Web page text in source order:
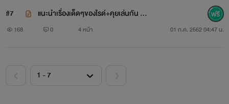
#7
แนะนำเรื่องเด็ดๆของไรด์+คุยเล่นกัน กับ
ตำนานฝาถ้วยกัฟ
168 0 4 หน้า 01 ก.ค. 2562 04:47 น.